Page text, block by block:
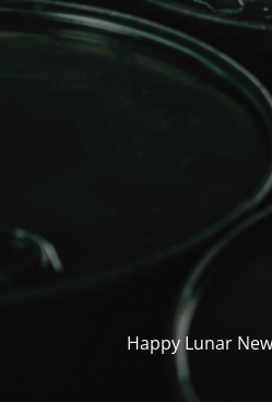
Happy Lunar